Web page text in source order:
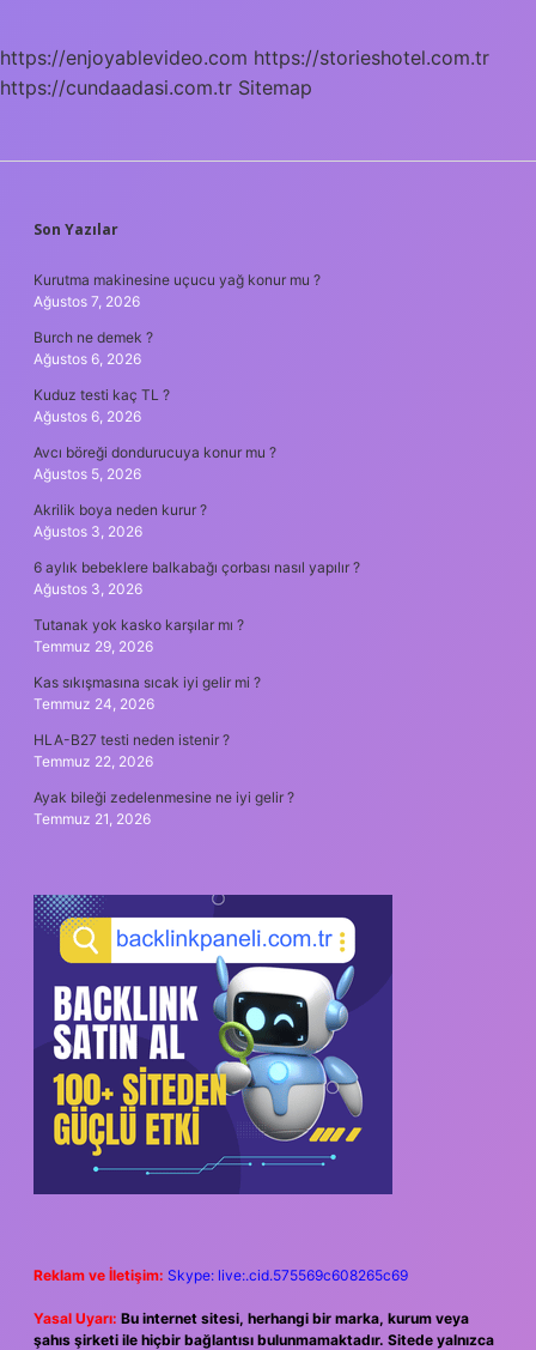
https://enjoyablevideo.com https://storieshotel.com.tr
https://cundaadasi.com.tr Sitemap
SIDEBAR
Son Yazılar
Kurutma makinesine uçucu yağ konur mu ?
Ağustos 7, 2026
Burch ne demek ?
Ağustos 6, 2026
Kuduz testi kaç TL ?
Ağustos 6, 2026
Avcı böreği dondurucuya konur mu ?
Ağustos 5, 2026
Akrilik boya neden kurur ?
Ağustos 3, 2026
6 aylık bebeklere balkabağı çorbası nasıl yapılır ?
Ağustos 3, 2026
Tutanak yok kasko karşılar mı ?
Temmuz 29, 2026
Kas sıkışmasına sıcak iyi gelir mi ?
Temmuz 24, 2026
HLA-B27 testi neden istenir ?
Temmuz 22, 2026
Ayak bileği zedelenmesine ne iyi gelir ?
Temmuz 21, 2026
Reklam ve İletişim: Skype: live:.cid.575569c608265c69
Yasal Uyarı: Bu internet sitesi, herhangi bir marka, kurum veya
şahıs şirketi ile hiçbir bağlantısı bulunmamaktadır. Sitede yalnızca